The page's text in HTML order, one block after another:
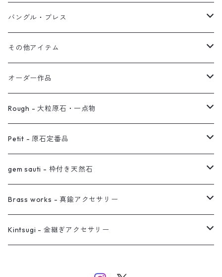
オブジェ
イヤーカフ
ぶら下がりイヤーカフ
2連イヤーカフ
イヤリング対応
ノンホールピアス
オーダー用ページ
真鍮イヤーカフ
バングル・ブレス
ブレスレット
バングル
その他アイテム
ブローチ
ヘアアクセサリー
オーダー作品
リング
ネックレス
ピアス
イヤーカフ
バングル
Rough - 大粒原石・一点物
ピアス
リング
ネックレス
イヤーカフ
Petit - 原石定番品
ピアス
リング
ネックレス
gem sauti - 枠付き天然石
ピアス
ネックレス
Brass works - 真鍮アクセサリー
リング
Kintsugi - 金継ぎアクセサリー